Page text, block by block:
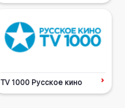
TV 1000 Русское кино